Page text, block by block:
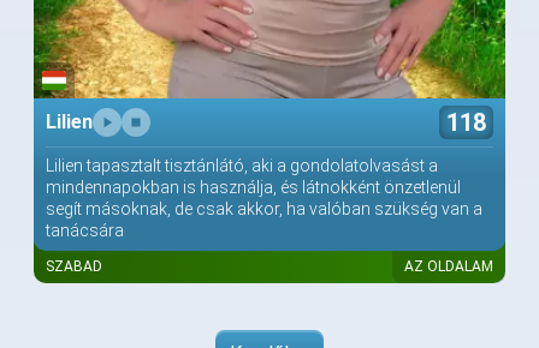
Lilien 118
Lilien tapasztalt tisztánlátó, aki a gondolatolvasást a
mindennapokban is használja, és látnokként önzetlenül
segít másoknak, de csak akkor, ha valóban szükség van a
tanácsára
SZABAD AZ OLDALAM